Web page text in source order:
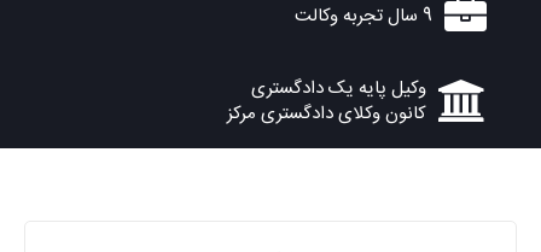
9 سال تجربه وکالت
وکیل پایه یک دادگستری
کانون وکلای دادگستری مرکز